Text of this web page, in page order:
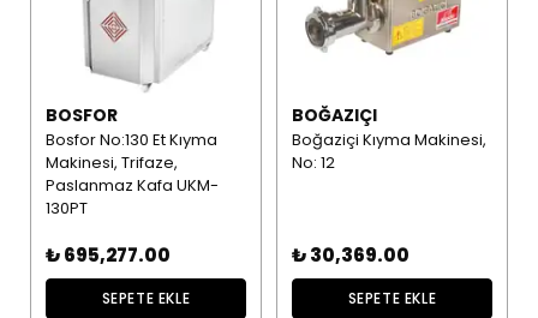
BOSFOR
Bosfor No:130 Et Kıyma
Makinesi, Trifaze,
Paslanmaz Kafa UKM-
130PT
₺ 695,277.00
SEPETE EKLE
BOĞAZIÇI
Boğaziçi Kıyma Makinesi,
No: 12
₺ 30,369.00
SEPETE EKLE